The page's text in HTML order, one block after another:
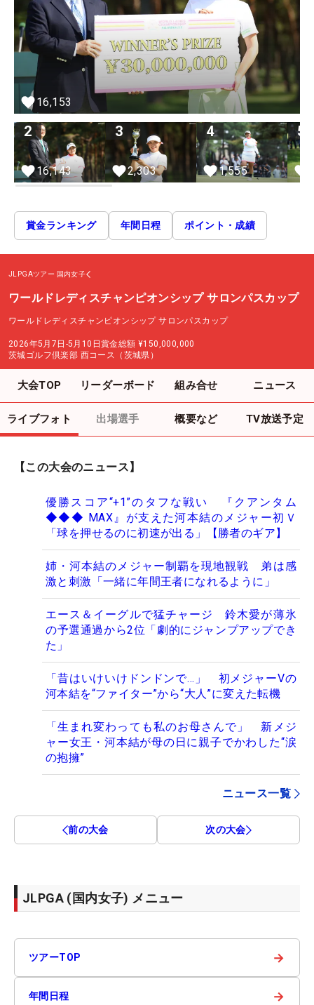
16,153
2
16,143
3
2,303
4
1,555
5
賞金ランキング 年間日程 ポイント・成績
JLPGAツアー 国内女子
ワールドレディスチャンピオンシップ サロンパスカップ
ワールドレディスチャンピオンシップ サロンパスカップ
2026年5月7日-5月10日賞金総額 ¥150,000,000
茨城ゴルフ倶楽部 西コース（茨城県）
大会TOP リーダーボード 組み合せ ニュース
ライブフォト 出場選手 概要など TV放送予定
【この大会のニュース】
優勝スコア“+1”のタフな戦い 『クアンタム
◆◆◆ MAX』が支えた河本結のメジャー初Ｖ
「球を押せるのに初速が出る」【勝者のギア】
姉・河本結のメジャー制覇を現地観戦 弟は感
激と刺激「一緒に年間王者になれるように」
エース＆イーグルで猛チャージ 鈴木愛が薄氷
の予選通過から2位「劇的にジャンプアップでき
た」
「昔はいけいけドンドンで…」 初メジャーVの
河本結を“ファイター”から“大人”に変えた転機
「生まれ変わっても私のお母さんで」 新メジ
ャー女王・河本結が母の日に親子でかわした“涙
の抱擁”
ニュース一覧
前の大会 次の大会
JLPGA (国内女子) メニュー
ツアーTOP →
年間日程 →